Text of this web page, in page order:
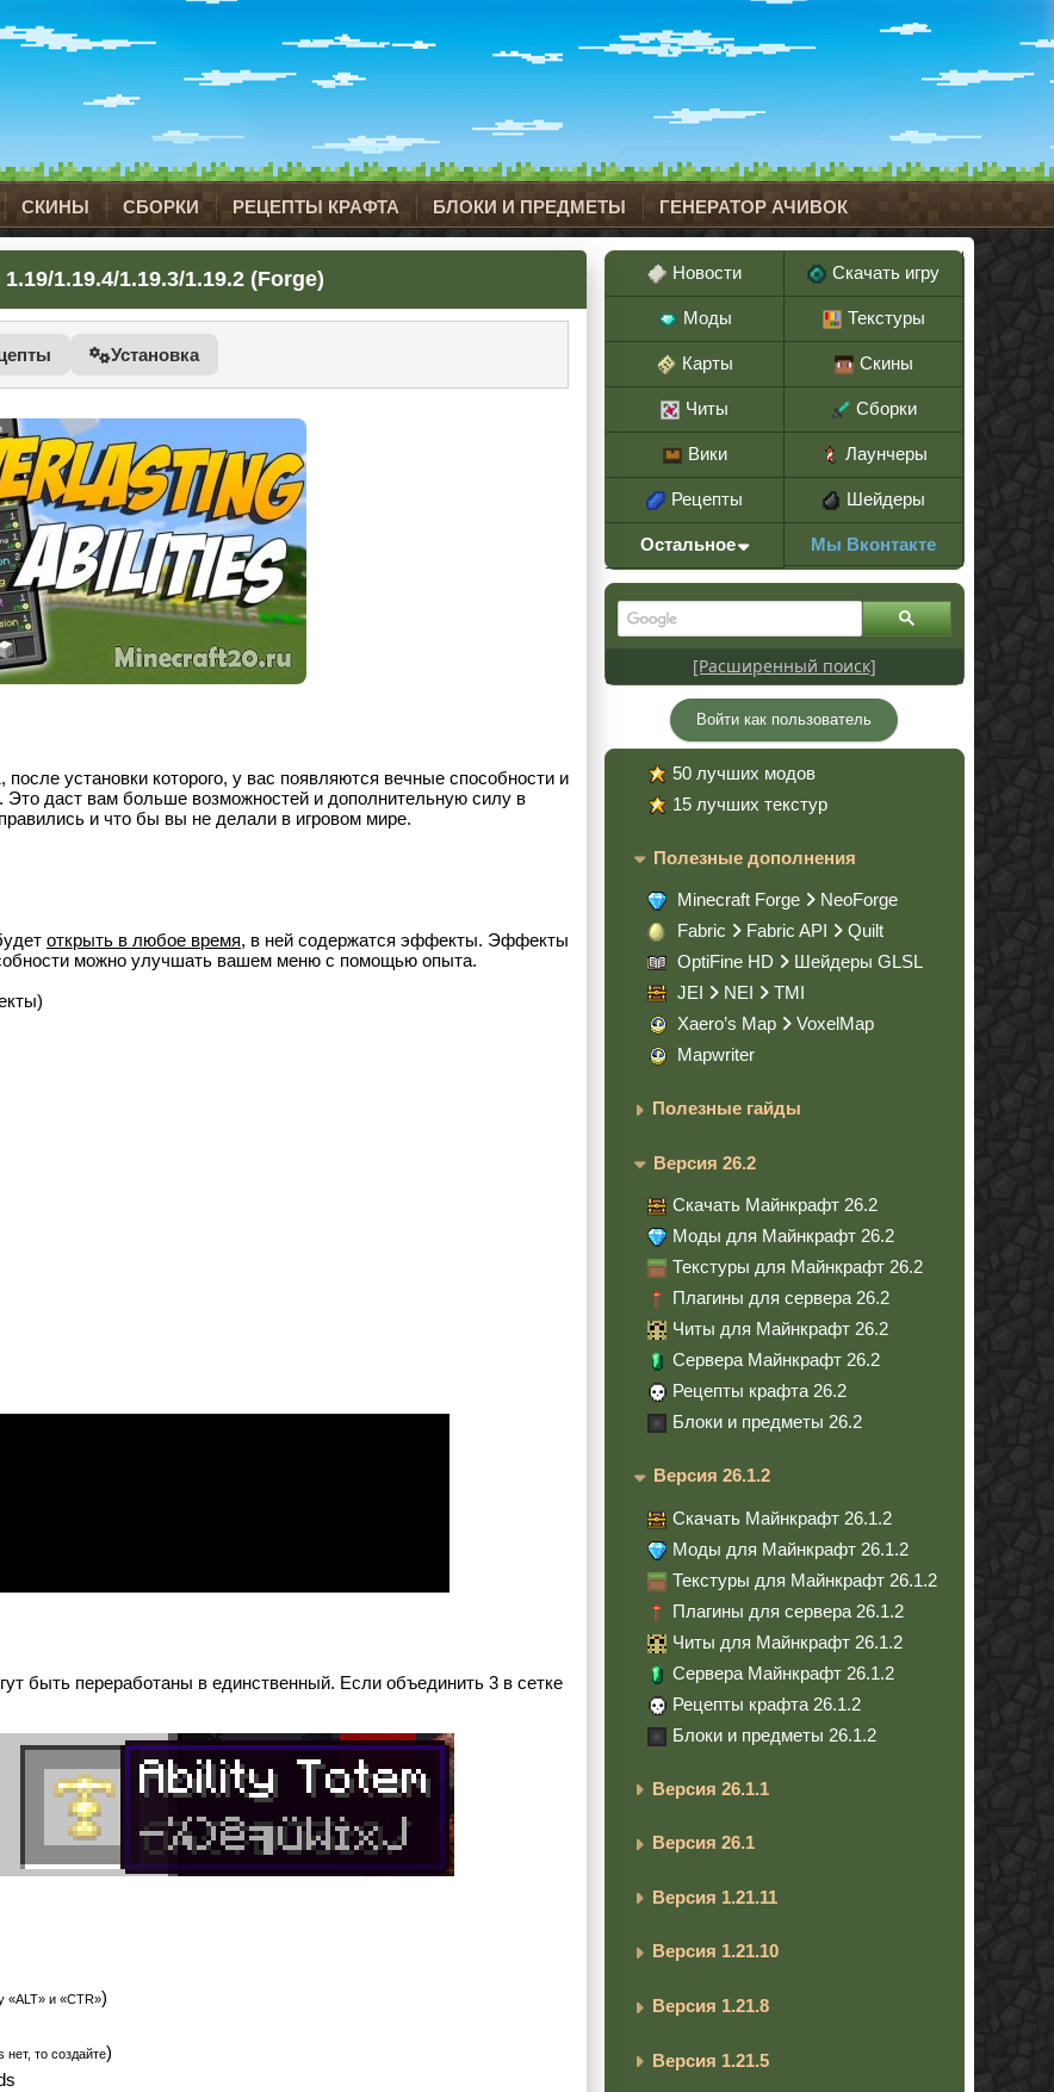
СКИНЫ СБОРКИ РЕЦЕПТЫ КРАФТА БЛОКИ И ПРЕДМЕТЫ ГЕНЕРАТОР АЧИВОК
1.19.4/1.19.3/1.19.2 (Forge)
Установка
, после установки которого, у вас появляются вечные способности и
даст вам больше возможностей и дополнительную силу в
и что бы вы не делали в игровом мире.
открыть в любое время, в ней содержатся эффекты. Эффекты
можно улучшать вашем меню с помощью опыта.
быть переработаны в единственный. Если объединить 3 в сетке
«ALT» и «CTR»)
нет, то создайте)
Новости Скачать игру
Моды Текстуры
Карты Скины
Читы Сборки
Вики Лаунчеры
Рецепты Шейдеры
Остальное Мы Вконтакте
[Расширенный поиск]
Войти как пользователь
50 лучших модов
15 лучших текстур
Полезные дополнения
Minecraft Forge
NeoForge
Fabric
Fabric API
Quilt
OptiFine HD
Шейдеры GLSL
JEI
NEI
TMI
Xaero’s Map
VoxelMap
Mapwriter
Полезные гайды
Версия 26.2
Скачать Майнкрафт 26.2
Моды для Майнкрафт 26.2
Текстуры для Майнкрафт 26.2
Плагины для сервера 26.2
Читы для Майнкрафт 26.2
Сервера Майнкрафт 26.2
Рецепты крафта 26.2
Блоки и предметы 26.2
Версия 26.1.2
Скачать Майнкрафт 26.1.2
Моды для Майнкрафт 26.1.2
Текстуры для Майнкрафт 26.1.2
Плагины для сервера 26.1.2
Читы для Майнкрафт 26.1.2
Сервера Майнкрафт 26.1.2
Рецепты крафта 26.1.2
Блоки и предметы 26.1.2
Версия 26.1.1
Версия 26.1
Версия 1.21.11
Версия 1.21.10
Версия 1.21.8
Версия 1.21.5